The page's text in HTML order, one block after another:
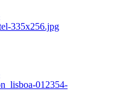
335x256.jpg
012354-